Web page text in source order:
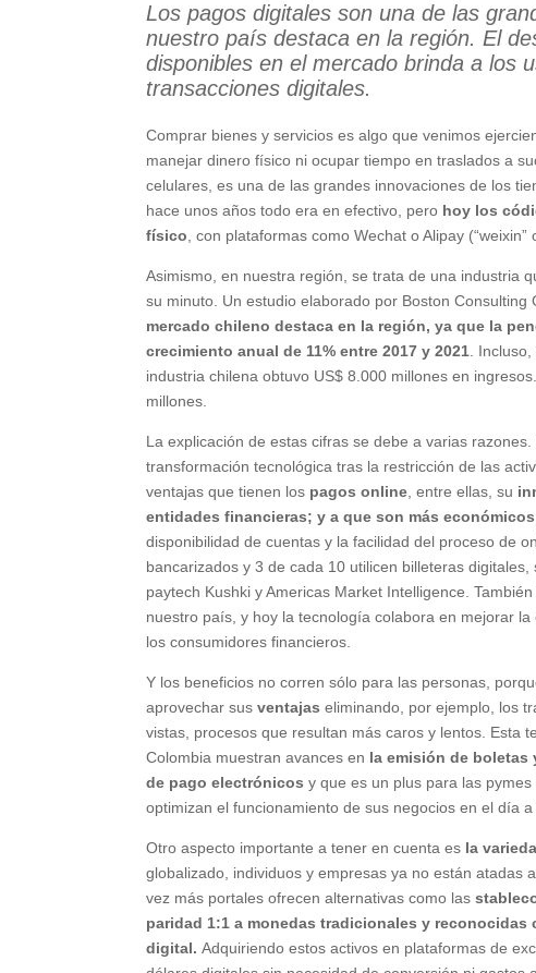
Los pagos digitales son una de las
nuestro país destaca en la región. El
disponibles en el mercado brinda a los
transacciones digitales.
Comprar bienes y servicios es algo que venimos
manejar dinero físico ni ocupar tiempo en traslados a
celulares, es una de las grandes innovaciones de los
hace unos años todo era en efectivo, pero hoy los
físico, con plataformas como Wechat o Alipay
Asimismo, en nuestra región, se trata de una industria
su minuto. Un estudio elaborado por Boston
mercado chileno destaca en la región, ya que la
crecimiento anual de 11% entre 2017 y 2021.
industria chilena obtuvo US$ 8.000 millones en
millones.
La explicación de estas cifras se debe a varias
transformación tecnológica tras la restricción de las
ventajas que tienen los pagos online, entre ellas, su
entidades financieras; y a que son más
disponibilidad de cuentas y la facilidad del proceso de
bancarizados y 3 de cada 10 utilicen billeteras
paytech Kushki y Americas Market Intelligence.
nuestro país, y hoy la tecnología colabora en mejorar
los consumidores financieros.
Y los beneficios no corren sólo para las personas,
aprovechar susventajas eliminando, por ejemplo, los
vistas, procesos que resultan más caros y lentos. Esta
Colombia muestran avances en la emisión de boletas
de pago electrónicos y que es un plus para las
optimizan el funcionamiento de sus negocios en el día a
Otro aspecto importante a tener en cuenta es la
globalizado, individuos y empresas ya no están atadas
vez más portales ofrecen alternativas como las
paridad 1:1 a monedas tradicionales y
digital.Adquiriendo estos activos en plataformas de